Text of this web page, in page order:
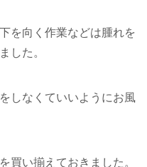
を向く作業などは腫れを
した。
しなくていいようにお風
買い揃えておきました。